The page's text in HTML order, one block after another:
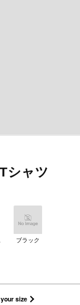
シャツ
ブラック
size